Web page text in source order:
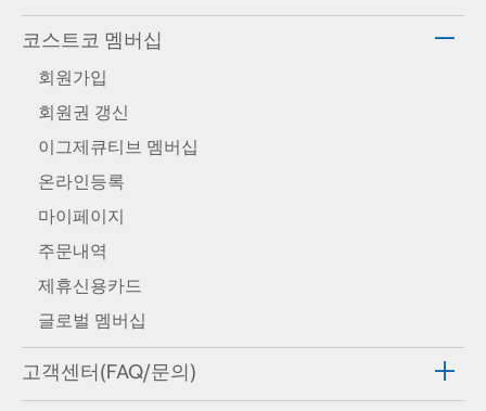
코스트코 멤버십
회원가입
회원권 갱신
이그제큐티브 멤버십
온라인등록
마이페이지
주문내역
제휴신용카드
글로벌 멤버십
고객센터(FAQ/문의)